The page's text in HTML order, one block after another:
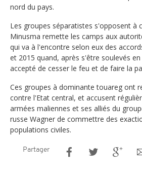
nord du pays.
Les groupes séparatistes s'opposent à
Minusma remette les camps aux
qui va à l'encontre selon eux des
et 2015 quand, après s'être soulevés
accepté de cesser le feu et de faire la
Ces groupes à dominante touareg ont
contre l'Etat central, et accusent
armées maliennes et ses alliés du
russe Wagner de commettre des
populations civiles.
Partager